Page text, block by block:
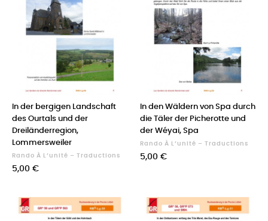
In der bergigen Landschaft
des Ourtals und der
Dreiländerregion,
Lommersweiler
Rando À L’unité – Traductions
Prix
5,00 €
In den Wäldern von Spa durch
die Täler der Picherotte und
der Wéyai, Spa
Rando À L’unité – Traductions
Prix
5,00 €